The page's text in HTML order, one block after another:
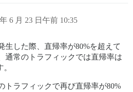
6 月 23 日午前 10:35
生した際、直帰率が80%を超えて
通常のトラフィックでは直帰率は
トラフィックで再び直帰率が80%